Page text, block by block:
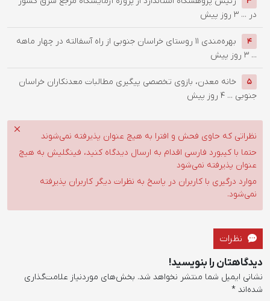
در ... 3 روز پیش
4
بهره‌مندی ۱۱ روستای خراسان جنوبی از راه آسفالته در چهار ماهه
... 3 روز پیش
5
خانه معدن، بازوی تخصصی پیگیری مطالبات معدنکاران خراسان
جنوبی ... 4 روز پیش
نظراتی که حاوی فحش و افترا به هیچ عنوان پذیرفته نمی‌شوند
حتما با کیبورد فارسی اقدام به ارسال دیدگاه کنید، فینگلیش به هیچ
عنوان پذیرفته نمی‌شود
موارد درگیری با کاربران در پاسخ به نظرات دیگر کاربران پذیرفته
نمی‌شود.
نظرات
دیدگاهتان را بنویسید!
نشانی ایمیل شما منتشر نخواهد شد. بخش‌های موردنیاز علامت‌گذاری
شده‌اند *